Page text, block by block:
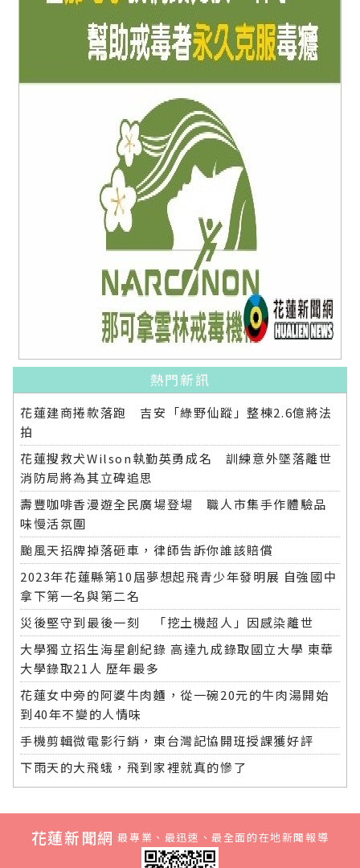
熱門新訊
花蓮建商捲款落跑 吉安「綠野仙蹤」整棟2.6億將法
拍
花蓮搜救犬Wilson執勤英勇成名 訓練意外墜落離世
消防局將為其立碑追思
壽豐咖啡香漫遊全民廣場登場 職人市集手作體驗品
味慢活氛圍
颱風天招牌掉落砸車，律師告訴你誰該賠償
2023年花蓮縣第10屆夢想起飛青少年發明展 自強國中
拿下第一名與第二名
災後堅守到最後一刻 「挖土機超人」因感染離世
大學獨立招生海星創紀錄 高達九成錄取國立大學 東華
大學錄取21人 歷年最多
花蓮女中旁的阿婆牛肉麵，從一碗20元的牛肉湯開始
到40年不變的人情味
手機剪輯微電影行銷，東台灣記協開班授課獲好評
下雨天的大飛蛾，飛到家裡就真的慘了
花蓮新聞網 最專業、最迅速、最全面的在地新聞報導